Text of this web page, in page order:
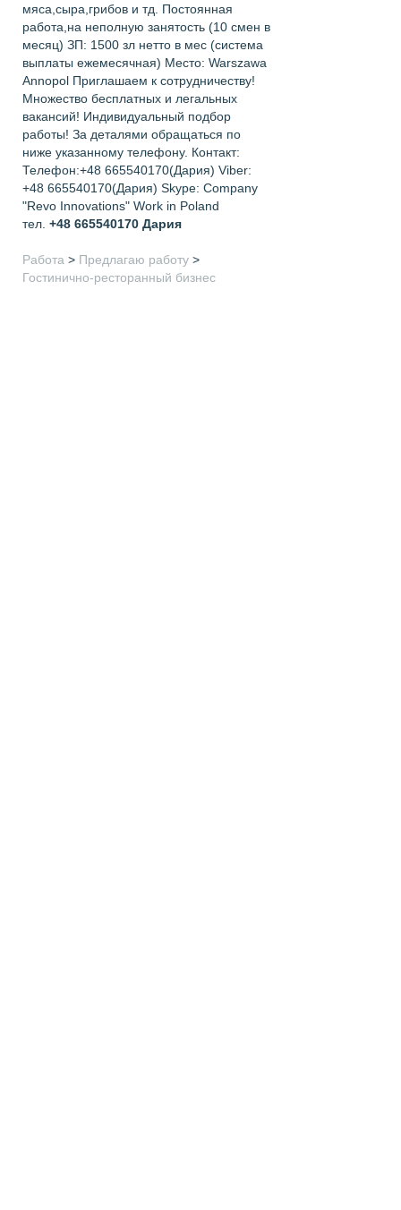
мяса,сыра,грибов и тд. Постоянная
работа,на неполную занятость (10 смен в
месяц) ЗП: 1500 зл нетто в мес (система
выплаты ежемесячная) Место: Warszawa
Annopol Приглашаем к сотрудничеству!
Множество бесплатных и легальных
вакансий! Индивидуальный подбор
работы! За деталями обращаться по
ниже указанному телефону. Контакт:
Телефон:+48 665540170(Дария) Viber:
+48 665540170(Дария) Skype: Company
"Revo Innovations" Work in Poland
тел. +48 665540170 Дария
Работа > Предлагаю работу >
Гостинично-ресторанный бизнес